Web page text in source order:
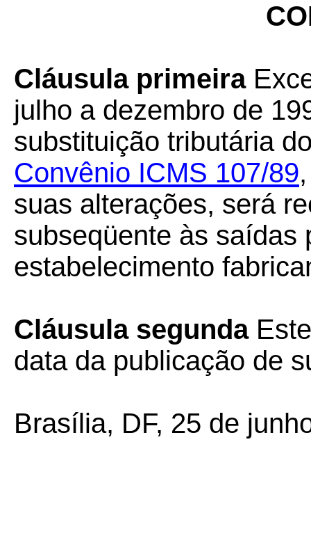
Cláusula primeira
julho a dezembro de
substituição tributária
Convênio ICMS 107/89
suas alterações, será
subseqüente às saídas
estabelecimento
Cláusula segunda
data da publicação de
Brasília, DF, 25 de